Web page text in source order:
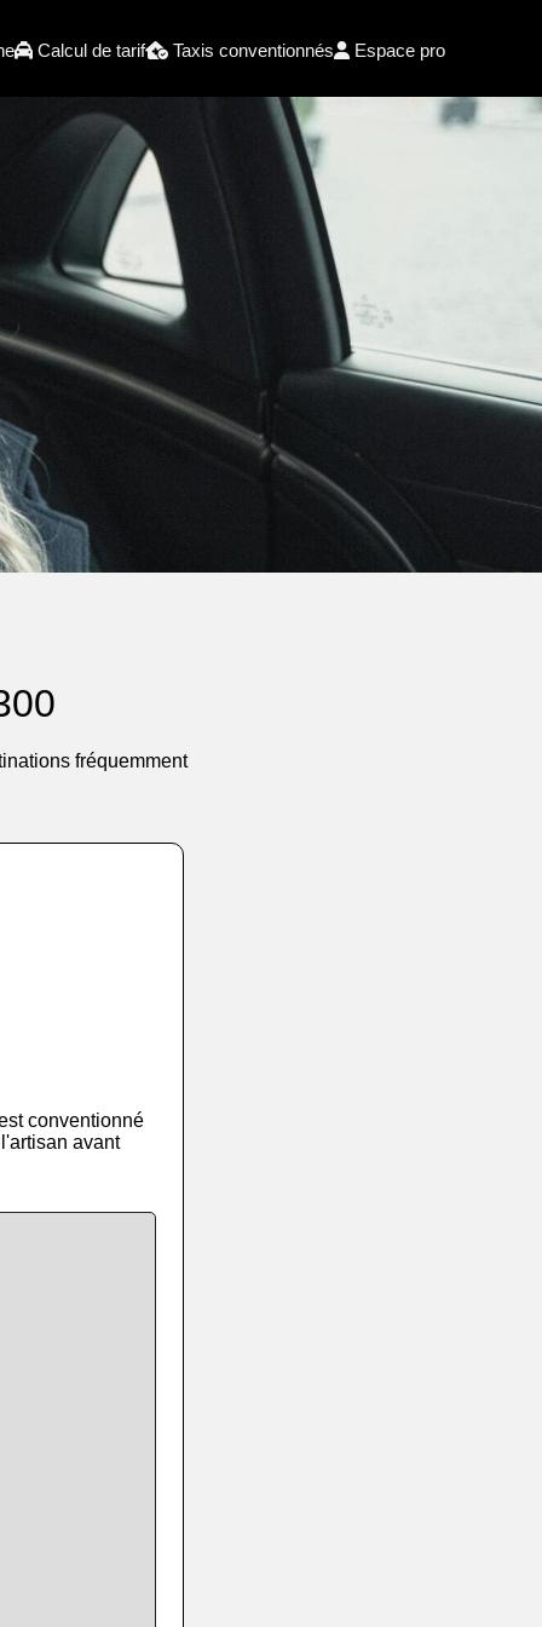
Calcul de tarif Taxis conventionnés Espace pro
fréquemment
conventionné
avant